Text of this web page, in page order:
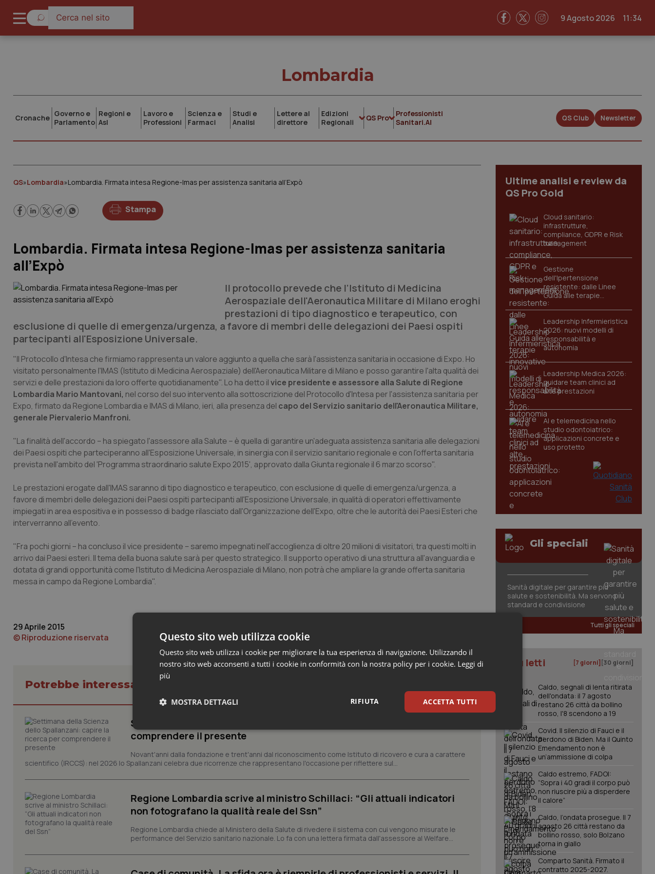
9 Agosto 2026 11:34
Lombardia
Cronache Governo e
Parlamento
Regioni e
Asl
Lavoro e
Professioni
Scienza e
Farmaci
Studi e
Analisi
Lettere al
direttore
Edizioni
Regionali
QS Pro
Professionisti
Sanitari.AI
QS Club Newsletter
QS»Lombardia»Lombardia. Firmata intesa Regione-Imas per assistenza sanitaria all’Expò
Stampa
Lombardia. Firmata intesa Regione-Imas per assistenza sanitaria
all’Expò
Il protocollo prevede che l’Istituto di Medicina
Aerospaziale dell'Aeronautica Militare di Milano eroghi
prestazioni di tipo diagnostico e terapeutico, con
esclusione di quelle di emergenza/urgenza, a favore di membri delle delegazioni dei Paesi ospiti
partecipanti all'Esposizione Universale.
"Il Protocollo d'Intesa che firmiamo rappresenta un valore aggiunto a quella che sarà l'assistenza sanitaria in occasione di Expo. Ho
visitato personalmente l'IMAS (Istituto di Medicina Aerospaziale) dell'Aeronautica Militare di Milano e posso garantire l'alta qualità dei
servizi e delle prestazioni da loro offerte quotidianamente". Lo ha detto ilvice presidente e assessore alla Salute di Regione
Lombardia Mario Mantovani, nel corso del suo intervento alla sottoscrizione del Protocollo d'Intesa per l'assistenza sanitaria per
Expo, firmato da Regione Lombardia e IMAS di Milano, ieri, alla presenza del capo del Servizio sanitario dell'Aeronautica Militare,
generale Piervalerio Manfroni.
"La finalità dell'accordo – ha spiegato l'assessore alla Salute – è quella di garantire un'adeguata assistenza sanitaria alle delegazioni
dei Paesi ospiti che parteciperanno all'Esposizione Universale, in sinergia con il servizio sanitario regionale e con l'offerta sanitaria
prevista nell'ambito del 'Programma straordinario salute Expo 2015', approvato dalla Giunta regionale il 6 marzo scorso".
Le prestazioni erogate dall'IMAS saranno di tipo diagnostico e terapeutico, con esclusione di quelle di emergenza/urgenza, a
favore di membri delle delegazioni dei Paesi ospiti partecipanti all'Esposizione Universale, in qualità di operatori effettivamente
impiegati in area espositiva e in possesso di badge rilasciato dall'Organizzazione dell'Expo, oltre che le autorità dei Paesi Esteri che
interverranno all'evento.
"Fra pochi giorni – ha concluso il vice presidente – saremo impegnati nell'accoglienza di oltre 20 milioni di visitatori, tra questi molti in
arrivo dai Paesi esteri. Il tema della buona salute sarà per questo strategico. Il supporto operativo di una struttura all'avanguardia e
dotata di grandi opportunità come l'Istituto di Medicina Aerospaziale di Milano, non potrà che ampliare la grande offerta sanitaria
messa in campo da Regione Lombardia".
29 Aprile 2015
© Riproduzione riservata
Potrebbe interessarti in Lombardia
Settimana della Scienza dello Spallanzani: capire la ricerca per
comprendere il presente
Novant'anni dalla fondazione e trent'anni dal riconoscimento come Istituto di ricovero e cura a carattere
scientifico (IRCCS): nel 2026 lo Spallanzani celebra due ricorrenze che rappresentano l'occasione per riflettere sul...
Regione Lombardia scrive al ministro Schillaci: “Gli attuali indicatori
non fotografano la qualità reale del Ssn”
Regione Lombardia chiede al Ministero della Salute di rivedere il sistema con cui vengono misurate le
performance del Servizio sanitario nazionale. Lo fa con una lettera firmata dall'assessore al Welfare...
Ultime analisi e review da
QS Pro Gold
Cloud sanitario:
infrastrutture,
compliance, GDPR e Risk
management
Gestione
dell'Ipertensione
resistente: dalle Linee
Guida alle terapie
innovative
Leadership Infermieristica
2026: nuovi modelli di
responsabilità e
autonomia
Leadership Medica 2026:
guidare team clinici ad
alte prestazioni
AI e telemedicina nello
studio odontoiatrico:
applicazioni concrete e
uso protetto
Gli speciali
Sanità digitale per garantire più
salute e sostenibilità. Ma servono
standard e condivisione
Tutti gli speciali
I più letti [7 giorni] [30 giorni]
Caldo, segnali di lenta ritirata
dell'ondata: il 7 agosto
restano 26 città da bollino
rosso, l'8 scendono a 19
Covid. Il silenzio di Fauci e il
perdono di Biden. Ma il Quinto
Emendamento non è
un’ammissione di colpa
Caldo estremo, FADOI:
“Sopra i 40 gradi il corpo può
non riuscire più a disperdere
il calore”
Caldo, l’ondata prosegue. Il 7
agosto 26 città restano da
bollino rosso, solo Bolzano
torna in giallo
Comparto Sanità. Firmato il
contratto 2025-2027.
Questo sito web utilizza cookie
Questo sito web utilizza i cookie per migliorare la tua esperienza di navigazione. Utilizzando il
nostro sito web acconsenti a tutti i cookie in conformità con la nostra policy per i cookie. Leggi di
più
ACCETTA TUTTI
RIFIUTA
MOSTRA DETTAGLI
Necessari Statistici Marketing
Necessari Statistici Marketing
I cookie necessari contribuiscono a rendere fruibile il sito web abilitandone funzionalità di base quali la navigazione sulle pagine
e l'accesso alle aree protette del sito. Il sito web non è in grado di funzionare correttamente senza questi cookie.
Nome
Fornitore /Dominio Scadenza
Descrizione
VISITOR_PRIVACY_METADATA
YouTube
5 mesi 4
Questo cookie viene utilizzato per memorizzare le